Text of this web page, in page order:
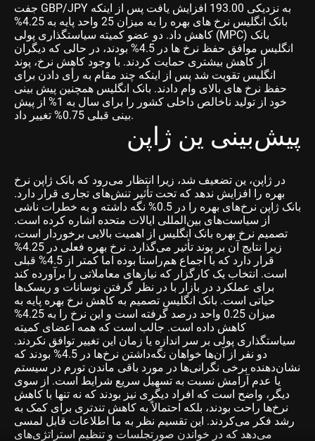
جفت GBP/JPY به نزدیکی 193.00 افزایش یافت پس از اینکه
بانک انگلیس نرخ های بهره را به میزان 25 واحد پایه به 4.25%
کاهش داد. دو عضو کمیته سیاستگذاری پولی (MPC) بانک
انگلیس موافق حفظ نرخ ها در 4.5% بودند، در حالی که دیگران
از کاهش بیشتری حمایت کردند. با وجود کاهش نرخ، پوند
انگلیس تقویت شد پس از اینکه چند مقام به رأی دادن برای
حفظ نرخ های بالای وام دادند. بانک انگلیس همچنین پیش بینی
خود از تولید ناخالص داخلی کشور را برای سال به 1% از پیش
بینی قبلی 0.75% تغییر داد.
پیش‌بینی ین ژاپن
در ژاپن، ین تضعیف شد، زیرا انتظار می‌رود که بانک ژاپن نرخ
بهره را افزایش ندهد که تحت تأثیر تنش‌های تجاری قرار دارد.
بانک ژاپن نرخ‌های بهره را در 0.5% نگه داشته و به خطرات ناشی
از سیاست‌های بین‌المللی ایالات متحده اشاره کرده است.
تصمیم نرخ بهره بانک انگلیس از اهمیت بالایی برخوردار است،
زیرا نتایج آن بر پوند تأثیر می‌گذارد. نرخ بهره فعلی در 4.25%
قرار دارد که با اجماع هم‌راستا بوده اما کمتر از 4.5% قبلی
است. انتخاب یک کارگزار که نیازهای معاملاتی را برآورده کند
برای عملکرد در بازار با در نظر گرفتن نوسانات و ریسک‌ها
حیاتی است. بانک انگلیس تصمیم به کاهش نرخ بهره پایه به
میزان 0.25 واحد درصد گرفته است و این نرخ را به 4.25%
کاهش داده است. جالب است که همه اعضای کمیته
سیاستگذاری پولی بر سر اندازه یا زمان این تغییر توافق نکردند.
دو نفر از آن‌ها خواهان نگه‌داشتن نرخ‌ها در 4.5% بودند که
نشان‌دهنده برخی نگرانی‌ها در مورد باقی ماندن تورم در سیستم
یا عدم آرامش نسبت به تسهیل سریع شرایط است. از سوی
دیگر، واضح است که افراد دیگری نیز بودند که نه تنها با کاهش
نرخ‌ها راحت بودند، بلکه احتمالاً به کاهش تندتری برای کمک به
رشد فکر می‌کردند. این تقسیم نظر به ما اطلاعات قابل لمسی
می‌دهد که در خواندن صورتجلسات و تنظیم استراتژی‌های